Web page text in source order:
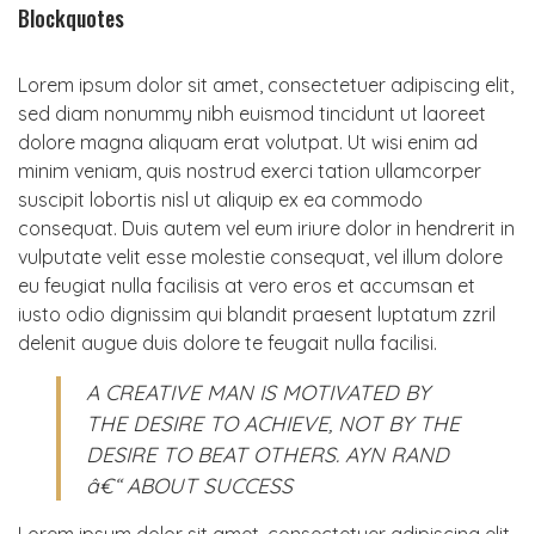
Blockquotes
Lorem ipsum dolor sit amet, consectetuer adipiscing elit,
sed diam nonummy nibh euismod tincidunt ut laoreet
dolore magna aliquam erat volutpat. Ut wisi enim ad
minim veniam, quis nostrud exerci tation ullamcorper
suscipit lobortis nisl ut aliquip ex ea commodo
consequat. Duis autem vel eum iriure dolor in hendrerit in
vulputate velit esse molestie consequat, vel illum dolore
eu feugiat nulla facilisis at vero eros et accumsan et
iusto odio dignissim qui blandit praesent luptatum zzril
delenit augue duis dolore te feugait nulla facilisi.
A CREATIVE MAN IS MOTIVATED BY
THE DESIRE TO ACHIEVE, NOT BY THE
DESIRE TO BEAT OTHERS. AYN RAND
â€“ ABOUT SUCCESS